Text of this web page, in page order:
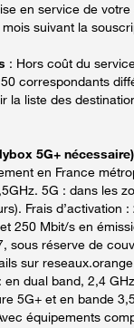
en service de
suivant la
: Hors coût du
correspondants
la liste des
5G+
en France
5G : dans les
Frais d’activation :
250 Mbit/s en
sous réserve de
sur
en dual band, 2,4
5G+ et en bande
équipements